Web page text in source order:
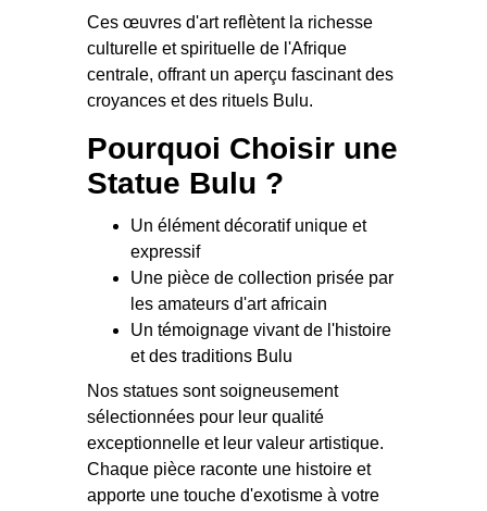
Ces œuvres d'art reflètent la richesse
culturelle et spirituelle de l'Afrique
centrale, offrant un aperçu fascinant des
croyances et des rituels Bulu.
Pourquoi Choisir une
Statue Bulu ?
Un élément décoratif unique et
expressif
Une pièce de collection prisée par
les amateurs d'art africain
Un témoignage vivant de l'histoire
et des traditions Bulu
Nos statues sont soigneusement
sélectionnées pour leur qualité
exceptionnelle et leur valeur artistique.
Chaque pièce raconte une histoire et
apporte une touche d'exotisme à votre